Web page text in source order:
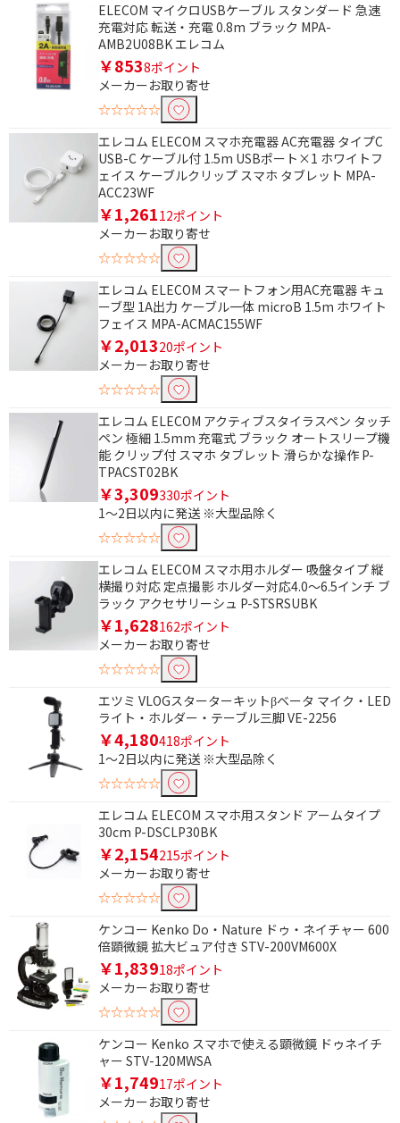
ELECOM マイクロUSBケーブル スタンダード 急速
充電対応 転送・充電 0.8m ブラック MPA-
AMB2U08BK エレコム
￥8538ポイント
メーカーお取り寄せ
☆☆☆☆☆
エレコム ELECOM スマホ充電器 AC充電器 タイプC
USB-C ケーブル付 1.5m USBポート×1 ホワイトフ
ェイス ケーブルクリップ スマホ タブレット MPA-
ACC23WF
￥1,26112ポイント
メーカーお取り寄せ
☆☆☆☆☆
エレコム ELECOM スマートフォン用AC充電器 キュ
ーブ型 1A出力 ケーブル一体 microB 1.5m ホワイト
フェイス MPA-ACMAC155WF
￥2,01320ポイント
メーカーお取り寄せ
☆☆☆☆☆
エレコム ELECOM アクティブスタイラスペン タッチ
ペン 極細 1.5mm 充電式 ブラック オートスリープ機
能 クリップ付 スマホ タブレット 滑らかな操作 P-
TPACST02BK
￥3,309330ポイント
1～2日以内に発送 ※大型品除く
☆☆☆☆☆
エレコム ELECOM スマホ用ホルダー 吸盤タイプ 縦
横撮り対応 定点撮影 ホルダー対応4.0～6.5インチ ブ
ラック アクセサリーシュ P-STSRSUBK
￥1,628162ポイント
メーカーお取り寄せ
☆☆☆☆☆
エツミ VLOGスターターキットβベータ マイク・LED
ライト・ホルダー・テーブル三脚 VE-2256
￥4,180418ポイント
1～2日以内に発送 ※大型品除く
☆☆☆☆☆
エレコム ELECOM スマホ用スタンド アームタイプ
30cm P-DSCLP30BK
￥2,154215ポイント
メーカーお取り寄せ
☆☆☆☆☆
ケンコー Kenko Do・Nature ドゥ・ネイチャー 600
倍顕微鏡 拡大ビュア付き STV-200VM600X
￥1,83918ポイント
メーカーお取り寄せ
☆☆☆☆☆
ケンコー Kenko スマホで使える顕微鏡 ドゥネイチ
ャー STV-120MWSA
￥1,74917ポイント
メーカーお取り寄せ